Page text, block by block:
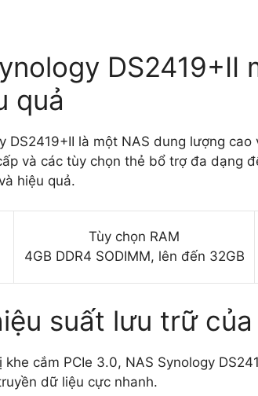
quả
DS2419+II là một NAS dung lượng
và các tùy chọn thẻ bổ trợ đa dạng
hiệu quả.
Tùy chọn RAM
4GB DDR4 SODIMM, lên đến 32GB
suất lưu trữ
cắm PCIe 3.0, NAS Synology
dữ liệu cực nhanh.